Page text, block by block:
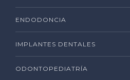
ENDODONCIA
IMPLANTES DENTALES
ODONTOPEDIATRÍA